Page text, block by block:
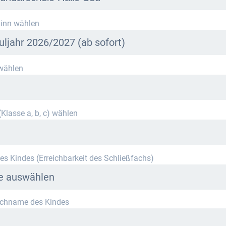
Schule stehen derzeit leider keine Schließfächer zur Verfügung.
Sie uns per E-Mail an
wählen
2026/2027 (ab sofort)
a, b, c) wählen
Kindes (Erreichbarkeit des Schließfachs)
auswählen
des Kindes